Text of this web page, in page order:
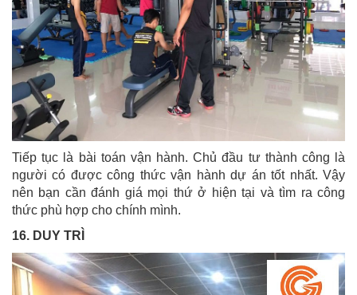
Tiếp tục là bài toán vận hành. Chủ đầu tư thành công là
người có được công thức vận hành dự án tốt nhất. Vậy
nên bạn cần đánh giá mọi thứ ở hiện tại và tìm ra công
thức phù hợp cho chính mình.
16. DUY TRÌ